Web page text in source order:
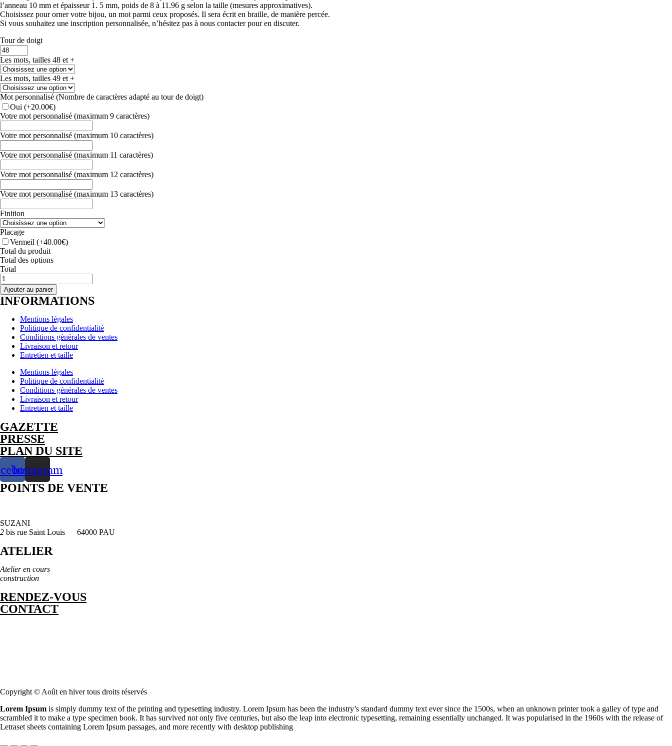
l’anneau 10 mm et épaisseur 1. 5 mm, poids de 8 à 11.96 g selon la taille (mesures approximatives).
Choisissez pour orner votre bijou, un mot parmi ceux proposés. Il sera écrit en braille, de manière percée.
Si vous souhaitez une inscription personnalisée, n’hésitez pas à nous contacter pour en discuter.
Tour de doigt
Les mots, tailles 48 et +
Les mots, tailles 49 et +
Mot personnalisé (Nombre de caractères adapté au tour de doigt)
Oui (+20.00€)
Votre mot personnalisé (maximum 9 caractères)
Votre mot personnalisé (maximum 10 caractères)
Votre mot personnalisé (maximum 11 caractères)
Votre mot personnalisé (maximum 12 caractères)
Votre mot personnalisé (maximum 13 caractères)
Finition
Placage
Vermeil (+40.00€)
Total du produit
Total des options
Total
quantité
de
BAGUE
-
ligne
Confidences
Braille
Argent
Ajouter au panier
INFORMATIONS
Mentions légales
Politique de confidentialité
Conditions générales de ventes
Livraison et retour
Entretien et taille
Mentions légales
Politique de confidentialité
Conditions générales de ventes
Livraison et retour
Entretien et taille
GAZETTE
PRESSE
PLAN DU SITE
Instagram
POINTS DE VENTE
SUZANI
2 bis rue Saint Louis 64000 PAU
ATELIER
Atelier en cours
construction
RENDEZ-VOUS
CONTACT
Copyright © Août en hiver tous droits réservés
Lorem Ipsum is simply dummy text of the printing and typesetting industry. Lorem Ipsum has been the industry’s standard dummy text ever since the 1500s, when an unknown printer took a galley of type and
scrambled it to make a type specimen book. It has survived not only five centuries, but also the leap into electronic typesetting, remaining essentially unchanged. It was popularised in the 1960s with the release of
Letraset sheets containing Lorem Ipsum passages, and more recently with desktop publishing